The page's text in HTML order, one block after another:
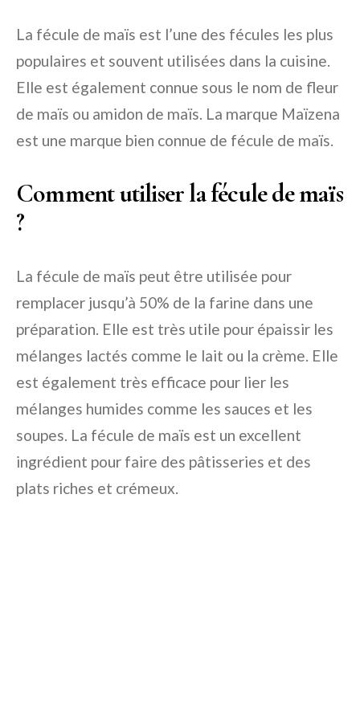
La fécule de maïs est l’une des fécules les plus
populaires et souvent utilisées dans la cuisine.
Elle est également connue sous le nom de fleur
de maïs ou amidon de maïs. La marque Maïzena
est une marque bien connue de fécule de maïs.
Comment utiliser la fécule de maïs
?
La fécule de maïs peut être utilisée pour
remplacer jusqu’à 50% de la farine dans une
préparation. Elle est très utile pour épaissir les
mélanges lactés comme le lait ou la crème. Elle
est également très efficace pour lier les
mélanges humides comme les sauces et les
soupes. La fécule de maïs est un excellent
ingrédient pour faire des pâtisseries et des
plats riches et crémeux.